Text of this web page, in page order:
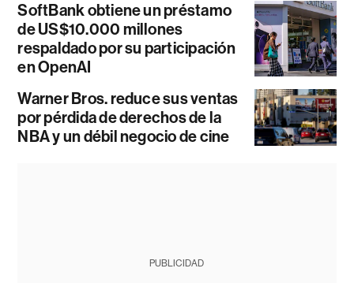
SoftBank obtiene un préstamo
de US$10.000 millones
respaldado por su participación
en OpenAI
Warner Bros. reduce sus ventas
por pérdida de derechos de la
NBA y un débil negocio de cine
PUBLICIDAD